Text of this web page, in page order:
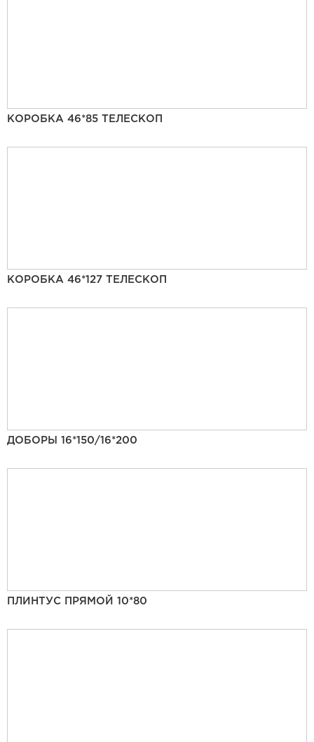
КОРОБКА 46*85 ТЕЛЕСКОП
КОРОБКА 46*127 ТЕЛЕСКОП
ДОБОРЫ 16*150/16*200
ПЛИНТУС ПРЯМОЙ 10*80